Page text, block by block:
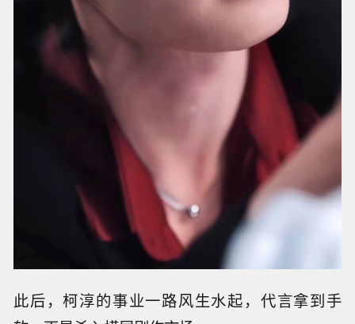
此后，柯淳的事业一路风生水起，代言拿到手